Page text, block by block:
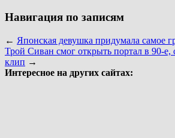
Навигация по записям
← Японская девушка придумала самое
Трой Сиван смог открыть портал в 90-е,
клип →
Интересное на других сайтах: